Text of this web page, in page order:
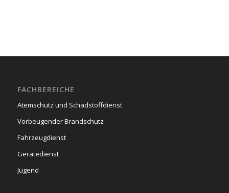
FACHBEREICHE
Atemschutz und Schadstoffdienst
Vorbeugender Brandschutz
Fahrzeugdienst
Gerätedienst
Jugend